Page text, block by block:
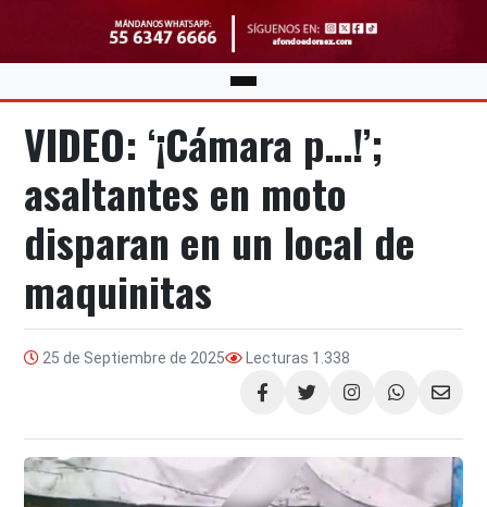
VIDEO: ‘¡Cámara p…!’;
asaltantes en moto
disparan en un local de
maquinitas
25 de Septiembre de 2025 Lecturas 1.338
Compartir